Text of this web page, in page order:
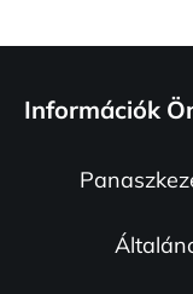
Információk